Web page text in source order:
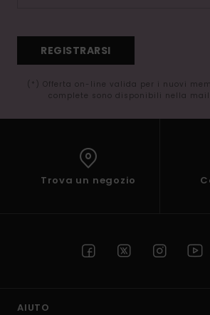
REGISTRARSI
(*) Offerta on-line valida per i nuovi
complete sono disponibili nella
Trova un negozio
AIUTO